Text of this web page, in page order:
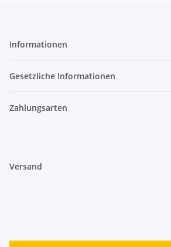
Informationen
Gesetzliche Informationen
Zahlungsarten
Versand